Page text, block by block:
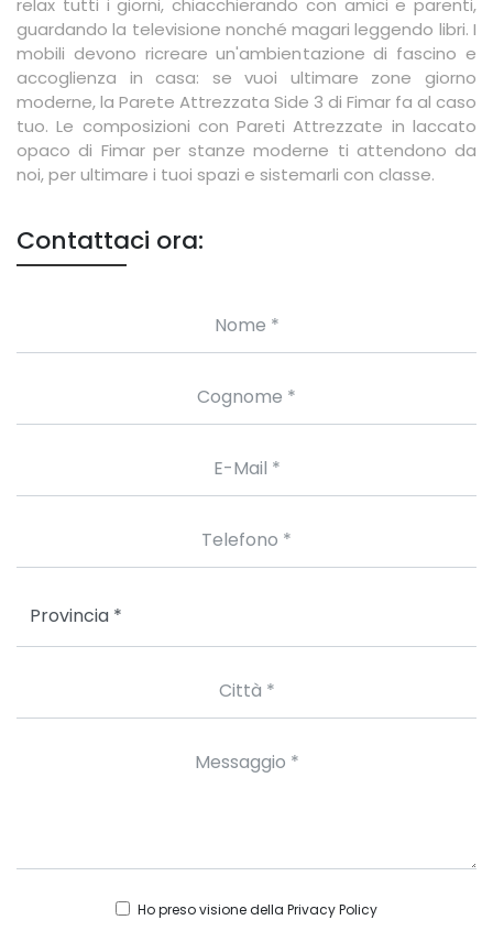
relax tutti i giorni, chiacchierando con amici e parenti,
guardando la televisione nonché magari leggendo libri. I
mobili devono ricreare un'ambientazione di fascino e
accoglienza in casa: se vuoi ultimare zone giorno
moderne, la Parete Attrezzata Side 3 di Fimar fa al caso
tuo. Le composizioni con Pareti Attrezzate in laccato
opaco di Fimar per stanze moderne ti attendono da
noi, per ultimare i tuoi spazi e sistemarli con classe.
Contattaci ora:
Ho preso visione della Privacy Policy